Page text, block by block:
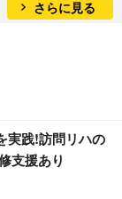
さらに見る
実践!訪問リハの
支援あり